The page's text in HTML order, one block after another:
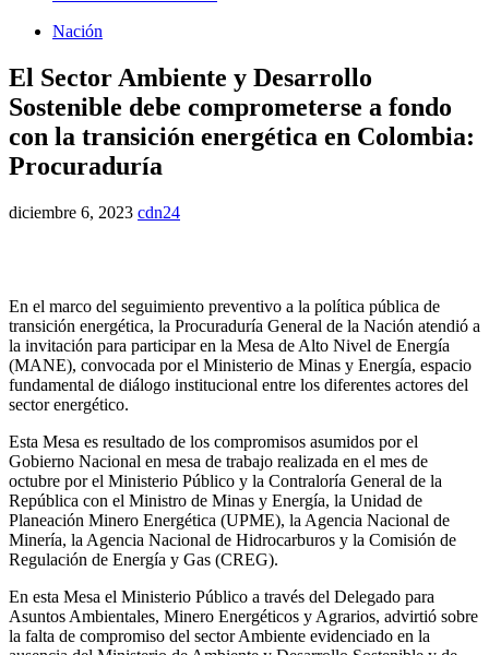
Nación
El Sector Ambiente y Desarrollo
Sostenible debe comprometerse a fondo
con la transición energética en Colombia:
Procuraduría
diciembre 6, 2023 cdn24
En el marco del seguimiento preventivo a la política pública de
transición energética, la Procuraduría General de la Nación atendió a
la invitación para participar en la Mesa de Alto Nivel de Energía
(MANE), convocada por el Ministerio de Minas y Energía, espacio
fundamental de diálogo institucional entre los diferentes actores del
sector energético.
Esta Mesa es resultado de los compromisos asumidos por el
Gobierno Nacional en mesa de trabajo realizada en el mes de
octubre por el Ministerio Público y la Contraloría General de la
República con el Ministro de Minas y Energía, la Unidad de
Planeación Minero Energética (UPME), la Agencia Nacional de
Minería, la Agencia Nacional de Hidrocarburos y la Comisión de
Regulación de Energía y Gas (CREG).
En esta Mesa el Ministerio Público a través del Delegado para
Asuntos Ambientales, Minero Energéticos y Agrarios, advirtió sobre
la falta de compromiso del sector Ambiente evidenciado en la